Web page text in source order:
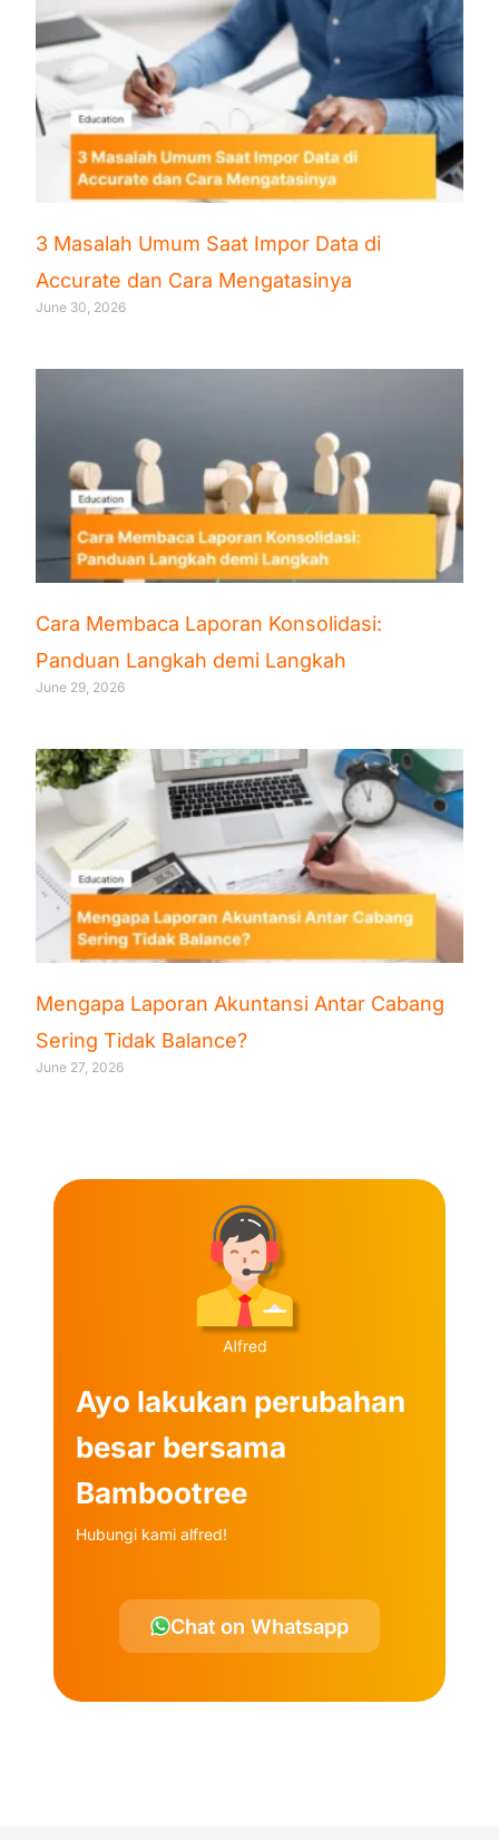
3 Masalah Umum Saat Impor Data di
Accurate dan Cara Mengatasinya
June 30, 2026
Cara Membaca Laporan Konsolidasi:
Panduan Langkah demi Langkah
June 29, 2026
Mengapa Laporan Akuntansi Antar Cabang
Sering Tidak Balance?
June 27, 2026
Ayo lakukan perubahan
besar bersama
Bambootree
Hubungi kami alfred!
Chat on Whatsapp